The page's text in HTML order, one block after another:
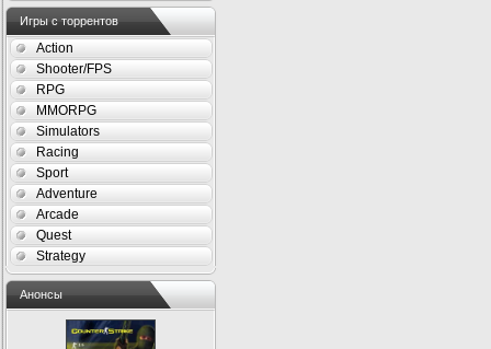
Игры с торрентов
Action
Shooter/FPS
RPG
MMORPG
Simulators
Racing
Sport
Adventure
Arcade
Quest
Strategy
Анонсы